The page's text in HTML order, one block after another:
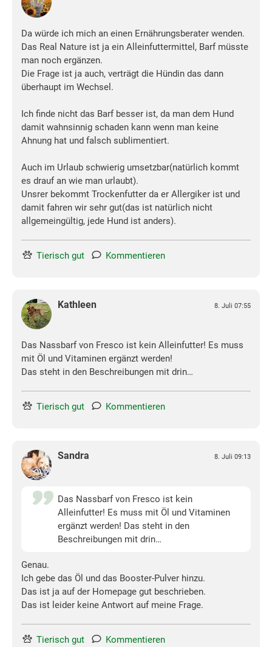
Da würde ich mich an einen Ernährungsberater wenden.
Das Real Nature ist ja ein Alleinfuttermittel, Barf müsste
man noch ergänzen.
Die Frage ist ja auch, verträgt die Hündin das dann
überhaupt im Wechsel.
Ich finde nicht das Barf besser ist, da man dem Hund
damit wahnsinnig schaden kann wenn man keine
Ahnung hat und falsch sublimentiert.
Auch im Urlaub schwierig umsetzbar(natürlich kommt
es drauf an wie man urlaubt).
Unsrer bekommt Trockenfutter da er Allergiker ist und
damit fahren wir sehr gut(das ist natürlich nicht
allgemeingültig, jede Hund ist anders).
Tierisch gut Kommentieren
Kathleen 8. Juli 07:55
Das Nassbarf von Fresco ist kein Alleinfutter! Es muss
mit Öl und Vitaminen ergänzt werden!
Das steht in den Beschreibungen mit drin…
Tierisch gut Kommentieren
Sandra 8. Juli 09:13
Das Nassbarf von Fresco ist kein
Alleinfutter! Es muss mit Öl und Vitaminen
ergänzt werden! Das steht in den
Beschreibungen mit drin…
Genau.
Ich gebe das Öl und das Booster-Pulver hinzu.
Das ist ja auf der Homepage gut beschrieben.
Das ist leider keine Antwort auf meine Frage.
Tierisch gut Kommentieren